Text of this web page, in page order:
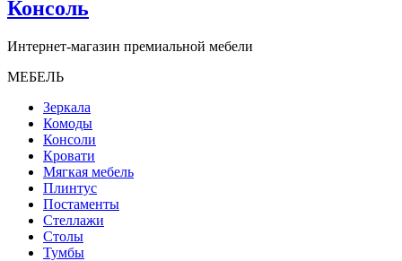
Консоль
Интернет-магазин премиальной мебели
МЕБЕЛЬ
Зеркала
Комоды
Консоли
Кровати
Мягкая мебель
Плинтус
Постаменты
Стеллажи
Столы
Тумбы